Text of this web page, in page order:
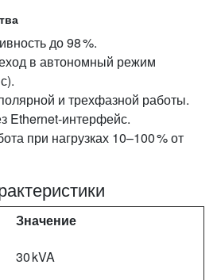
до 98 %.
в автономный режим
и трехфазной работы.
Ethernet‑интерфейс.
при нагрузках 10–100 % от
Значение
30 kVA